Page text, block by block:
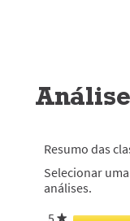
Resumo das
Selecionar
análises.
5★ estrelas